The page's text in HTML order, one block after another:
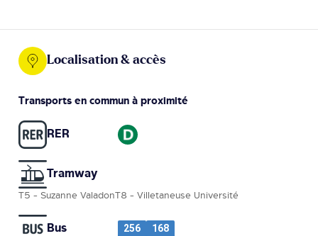
Localisation & accès
Transports en commun à proximité
RER
Tramway
T5 - Suzanne ValadonT8 - Villetaneuse Université
Bus 256 168